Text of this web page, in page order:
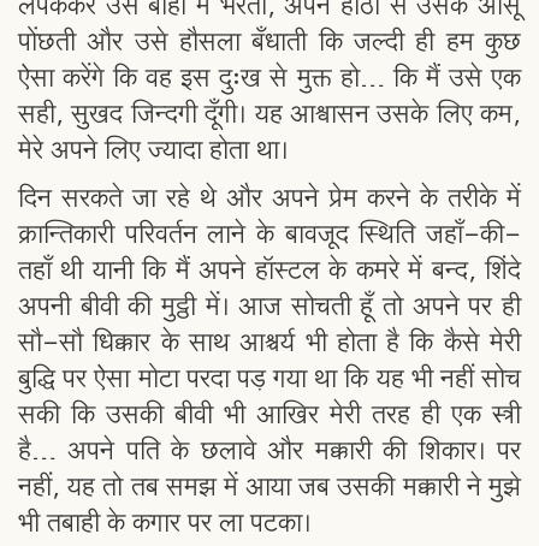
पोंछती और उसे हौसला बँधाती कि जल्दी ही हम कुछ
ऐसा करेंगे कि वह इस दुःख से मुक्त हो… कि मैं उसे एक
सही, सुखद जिन्दगी दूँगी। यह आश्वासन उसके लिए कम,
मेरे अपने लिए ज्यादा होता था।
दिन सरकते जा रहे थे और अपने प्रेम करने के तरीके में
क्रान्तिकारी परिवर्तन लाने के बावजूद स्थिति जहाँ-की-
तहाँ थी यानी कि मैं अपने हॉस्टल के कमरे में बन्द, शिंदे
अपनी बीवी की मुट्ठी में। आज सोचती हूँ तो अपने पर ही
सौ-सौ धिक्कार के साथ आश्चर्य भी होता है कि कैसे मेरी
बुद्धि पर ऐसा मोटा परदा पड़ गया था कि यह भी नहीं सोच
सकी कि उसकी बीवी भी आखिर मेरी तरह ही एक स्त्री
है… अपने पति के छलावे और मक्कारी की शिकार। पर
नहीं, यह तो तब समझ में आया जब उसकी मक्कारी ने मुझे
भी तबाही के कगार पर ला पटका।